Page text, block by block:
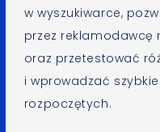
w wyszukiwarce,
przez reklamodawcę
oraz przetestować
i wprowadzać
rozpoczętych.